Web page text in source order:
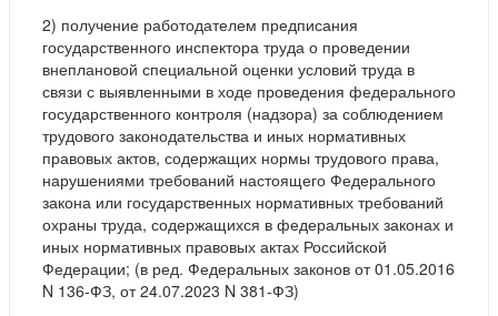
2) получение работодателем предписания
государственного инспектора труда о проведении
внеплановой специальной оценки условий труда в
связи с выявленными в ходе проведения федерального
государственного контроля (надзора) за соблюдением
трудового законодательства и иных нормативных
правовых актов, содержащих нормы трудового права,
нарушениями требований настоящего Федерального
закона или государственных нормативных требований
охраны труда, содержащихся в федеральных законах и
иных нормативных правовых актах Российской
Федерации; (в ред. Федеральных законов от 01.05.2016
N 136-ФЗ, от 24.07.2023 N 381-ФЗ)